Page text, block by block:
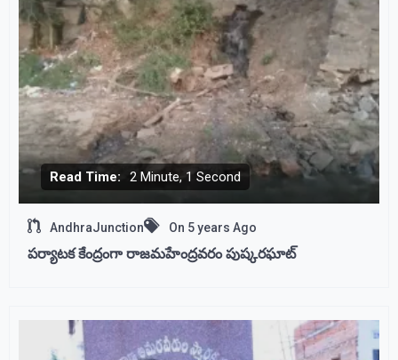
Read Time: 2 Minute, 1 Second
AndhraJunction On 5 years Ago
పర్యాటక కేంద్రంగా రాజమహేంద్రవరం పుష్కరఘాట్